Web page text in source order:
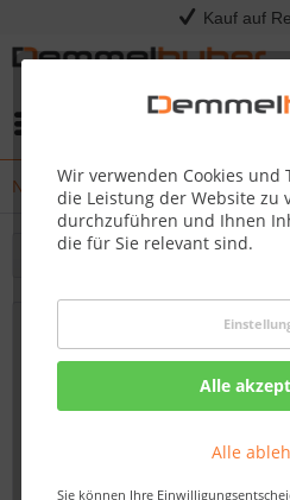
Kauf auf
Wir verwenden Cookies und
die Leistung der Website zu
durchzuführen und Ihnen
die für Sie relevant sind.
Alle
Alle
Sie können Ihre
News
Filtern
Vinylboden kaufen zu
bei Demmelhuber in
praktisch und stilvoll